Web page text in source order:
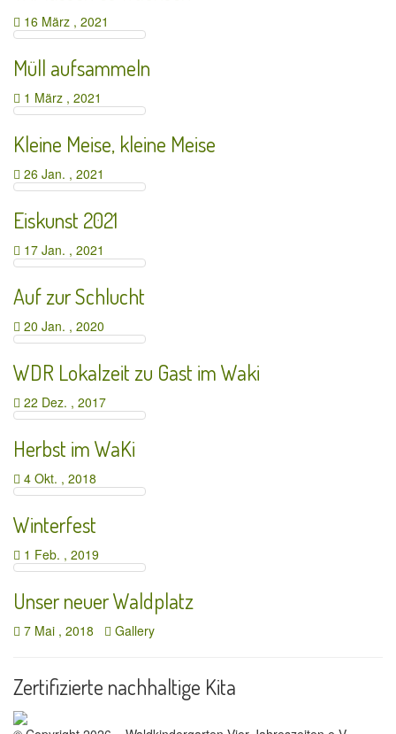
16 März , 2021
Müll aufsammeln
1 März , 2021
Kleine Meise, kleine Meise
26 Jan. , 2021
Eiskunst 2021
17 Jan. , 2021
Auf zur Schlucht
20 Jan. , 2020
WDR Lokalzeit zu Gast im Waki
22 Dez. , 2017
Herbst im WaKi
4 Okt. , 2018
Winterfest
1 Feb. , 2019
Unser neuer Waldplatz
7 Mai , 2018 Gallery
Zertifizierte nachhaltige Kita